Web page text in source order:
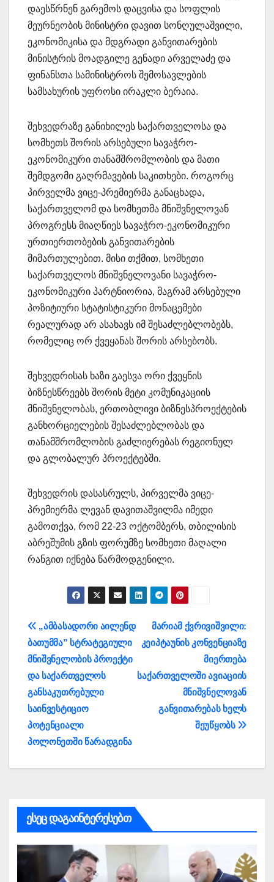
დაესწრნენ გარემოს დაცვისა და სოფლის
მეურნეობის მინისტრი დავით სონღულაშვილი,
ეკონომიკისა და მდგრადი განვითარების
მინისტრის მოადგილე გენადი არველაძე და
ფინანსთა სამინისტროს შემოსავლების
სამსახურის უფროსი ირაკლი ბერაია.
შეხვედრაზე განიხილეს საქართველოსა და
სომხეთს შორის არსებული სავაჭრო-
ეკონომიკური თანამშრომლობის და მათი
შემდგომი გაღრმავების საკითხები. როგორც
პირველმა ვიცე-პრემიერმა განაცხადა,
საქართველომ და სომხეთმა მნიშვნელოვან
პროგრესს მიაღწიეს სავაჭრო-ეკონომიკური
ურთიერთობების განვითარების
მიმართულებით. მისი თქმით, სომხეთი
საქართველოს მნიშვნელოვანი სავაჭრო-
ეკონომიკური პარტნიორია, მაგრამ არსებული
პოზიტიური სტატისტიკური მონაცემები
რეალურად არ ასახავს იმ შესაძლებლობებს,
რომელიც ორ ქვეყანას შორის არსებობს.
შეხვედრისას ხაზი გაესვა ორი ქვეყნის
ბიზნესწრეებს შორის მეტი კომუნიკაციის
მნიშვნელობას, ერთობლივი ბიზნესპროექტების
განხორციელების შესაძლებლობას და
თანამშრომლობის გაძლიერებას რეგიონულ
და გლობალურ პროექტებში.
შეხვედრის დასასრულს, პირველმა ვიცე-
პრემიერმა ლევან დავითაშვილმა იმედი
გამოთქვა, რომ 22-23 ოქტომბერს, თბილისის
აბრეშუმის გზის ფორუმზე სომხეთი მაღალი
რანგით იქნება წარმოდგენილი.
პოსტის
ნავიგაცია
მარიამ ქვრივიშვილი:
კეიპტაუნის კონვენციაზე
მიერთება
საქართველოში ავიაციის
მნიშვნელოვან
განვითარებას ხელს
შეუწყობს
„ამბასადორი აილენდ
ბათუმმა” სტრატეგიული
მნიშვნელობის პროექტი
და საქართველოს
განსაკუთრებული
საინვესტიციო
პოტენციალი
პოლონეთში წარადგინა
ესეც დაგაინტერესებთ